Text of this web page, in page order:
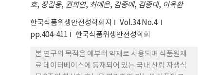
berberine과 palmatine 모두 농도 의존적으로 활
종합하여 볼 때 황백은 추후 항산화에 도움을 주는 소
재로의 적용 및 항염증 효과로 인한 피부 기능 개선 제
품의 소재로서 활용도가 넓을 것으로 사료되며, 황백
내에 존재하는 항산화물질인 berberine 및
and Na. The contents of vitamin B1, vitamin
B2, vitamin B6, vitamin C and vitamin E in BJJ
were 0.02±0.00 mg/100 g, 0.087±0.01 mg/100
g, 0.02±0.00 mg/100 g, 0.56±0.06 mg/100 g
and 0.20±0.03 mg α-TE/100 g, respectively. As
a result of the free amino acid analysis, total
호, 장길웅, 권희연, 최예은, 김종예, 김종대, 이옥환
한국식품위생안전성학회지
Vol.34 No.4
pp.404-411
한국식품위생안전성학회
본 연구의 목적은 예부터 약재로 사용되며 식품원재
료 데이터베이스에 등재되어 있는 국내 산림 자생식